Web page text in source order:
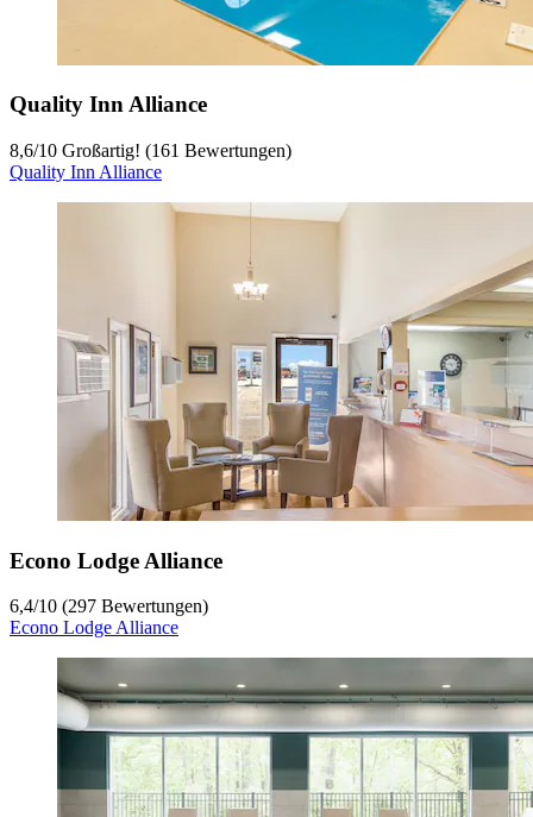
Quality Inn Alliance
8,6/10 Großartig! (161 Bewertungen)
Quality Inn Alliance
Econo Lodge Alliance
6,4/10 (297 Bewertungen)
Econo Lodge Alliance